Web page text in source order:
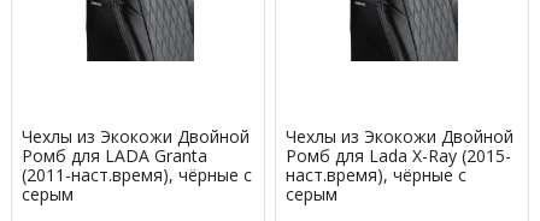
Чехлы из Экокожи Двойной
Ромб для LADA Granta
(2011-наст.время), чёрные с
серым
Чехлы из Экокожи Двойной
Ромб для Lada X-Ray (2015-
наст.время), чёрные с
серым